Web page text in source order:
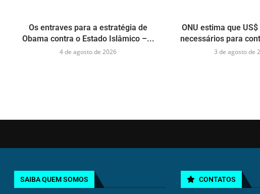
Os entraves para a estratégia de
Obama contra o Estado Islâmico –...
4 de agosto de 2026
ONU estima que
necessários para
3 de agosto de
SAIBA QUEM SOMOS CONTATOS